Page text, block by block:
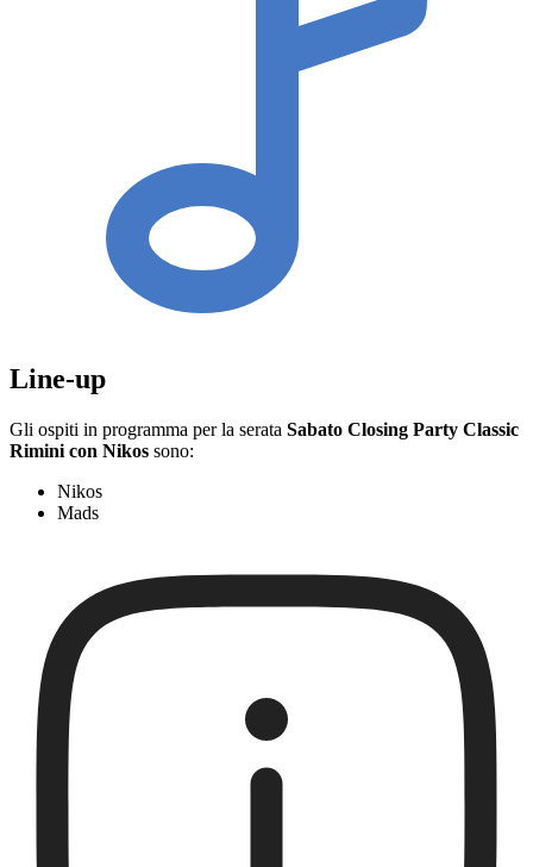
Line-up
Gli ospiti in programma per la serata Sabato Closing Party Classic
Rimini con Nikos sono:
Nikos
Mads